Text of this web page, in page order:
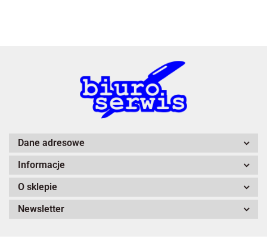
A4 Tech
Dane adresowe
Informacje
O sklepie
Newsletter